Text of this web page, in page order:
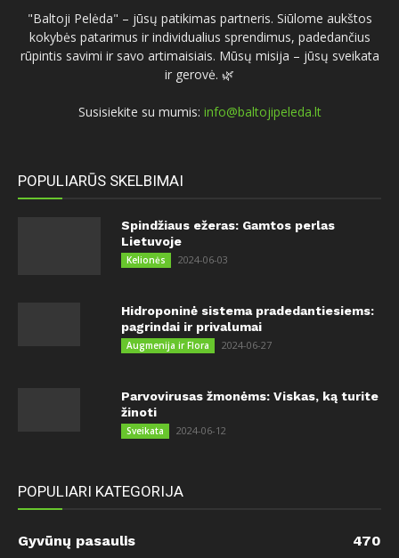
"Baltoji Pelėda" – jūsų patikimas partneris. Siūlome aukštos
kokybės patarimus ir individualius sprendimus, padedančius
rūpintis savimi ir savo artimaisiais. Mūsų misija – jūsų sveikata
ir gerovė. 🌿
Susisiekite su mumis: info@baltojipeleda.lt
POPULIARŪS SKELBIMAI
Spindžiaus ežeras: Gamtos perlas
Lietuvoje
Kelionės 2024-06-03
Hidroponinė sistema pradedantiesiems:
pagrindai ir privalumai
Augmenija ir Flora 2024-06-27
Parvovirusas žmonėms: Viskas, ką turite
žinoti
Sveikata 2024-06-12
POPULIARI KATEGORIJA
Gyvūnų pasaulis
470